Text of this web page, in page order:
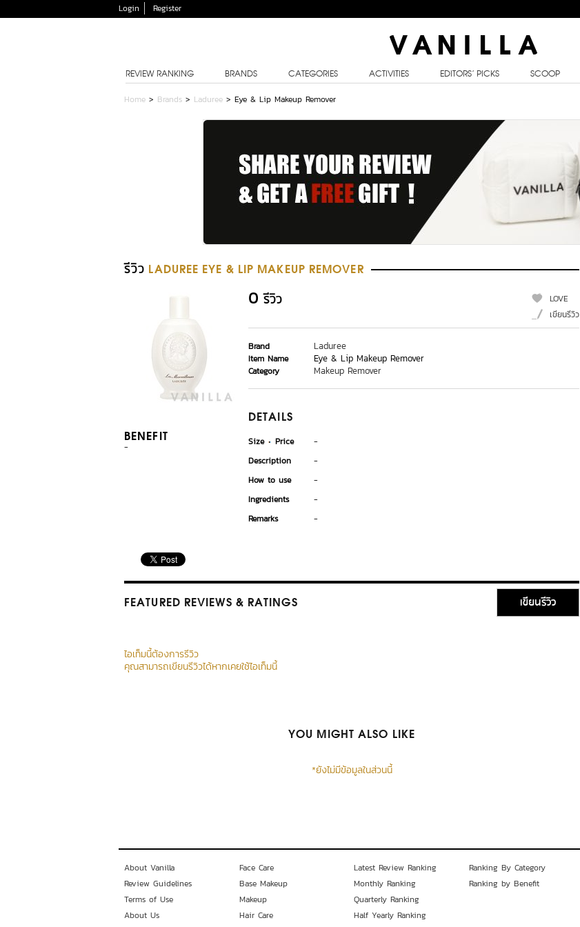
Login Register
REVIEW RANKING BRANDS CATEGORIES ACTIVITIES EDITORS’ PICKS SCOOP
Home > Brands > Laduree > Eye & Lip Makeup Remover
รีวิว LADUREE EYE & LIP MAKEUP REMOVER
BENEFIT
-
0 รีวิว
LOVE
เขียนรีวิว
Brand Laduree
Item Name Eye & Lip Makeup Remover
Category Makeup Remover
DETAILS
Size Price
-
Description
-
How to use
-
Ingredients
-
Remarks
-
FEATURED REVIEWS & RATINGS เขียนรีวิว
ไอเท็มนี้ต้องการรีวิว
คุณสามารถเขียนรีวิวได้หากเคยใช้ไอเท็มนี้
YOU MIGHT ALSO LIKE
*ยังไม่มีข้อมูลในส่วนนี้
About Vanilla
Review Guidelines
Terms of Use
About Us
Face Care
Base Makeup
Makeup
Hair Care
Latest Review Ranking
Monthly Ranking
Quarterly Ranking
Half Yearly Ranking
Ranking By Category
Ranking by Benefit